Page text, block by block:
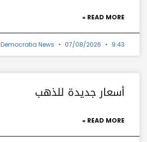
READ MORE »
Democratia News 07/08/2026 9:43 ص
أسعار جديدة للذهب
READ MORE »